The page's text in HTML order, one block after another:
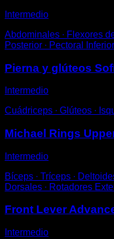
Intermedio
Abdominales ∙ Flexores
Posterior ∙ Pectoral
Pierna y glúteos
Intermedio
Cuádriceps ∙ Glúteos ∙
Michael Rings
Intermedio
Bíceps ∙ Tríceps ∙
Dorsales ∙ Rotadores
Front Lever
Intermedio